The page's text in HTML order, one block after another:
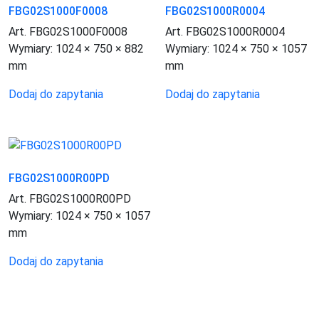
FBG02S1000F0008
Art. FBG02S1000F0008
Wymiary: 1024 × 750 × 882
mm
Dodaj do zapytania
FBG02S1000R0004
Art. FBG02S1000R0004
Wymiary: 1024 × 750 × 1057
mm
Dodaj do zapytania
FBG02S1000R00PD
Art. FBG02S1000R00PD
Wymiary: 1024 × 750 × 1057
mm
Dodaj do zapytania